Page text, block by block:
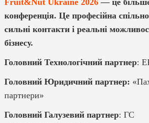
Fruit&Nut Ukraine 2026— це
конференція. Це професійна
сильні контакти і реальні
бізнесу.
Головний Технологічний партнер:
Головний Юридичний партнер:
партнери»
Головний Галузевий партнер: ГС